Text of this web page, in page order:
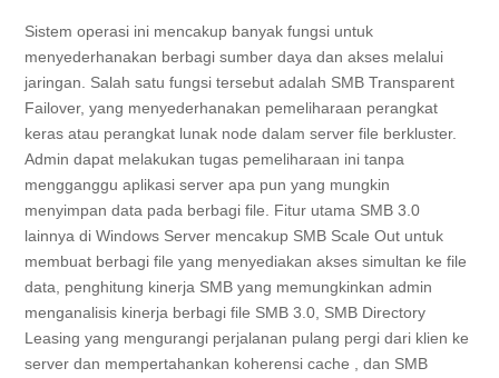
Sistem operasi ini mencakup banyak fungsi untuk
menyederhanakan berbagi sumber daya dan akses melalui
jaringan. Salah satu fungsi tersebut adalah SMB Transparent
Failover, yang menyederhanakan pemeliharaan perangkat
keras atau perangkat lunak node dalam server file berkluster.
Admin dapat melakukan tugas pemeliharaan ini tanpa
mengganggu aplikasi server apa pun yang mungkin
menyimpan data pada berbagi file. Fitur utama SMB 3.0
lainnya di Windows Server mencakup SMB Scale Out untuk
membuat berbagi file yang menyediakan akses simultan ke file
data, penghitung kinerja SMB yang memungkinkan admin
menganalisis kinerja berbagi file SMB 3.0, SMB Directory
Leasing yang mengurangi perjalanan pulang pergi dari klien ke
server dan mempertahankan koherensicache , dan SMB